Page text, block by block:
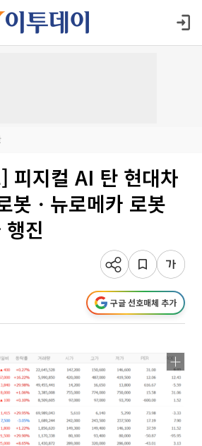
피지컬 AI 탄 현대차
봇ㆍ뉴로메카 로봇
진
구글 선호매체 추가